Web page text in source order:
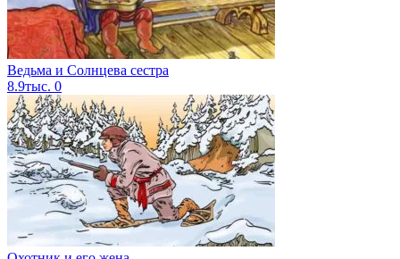
Ведьма и Солнцева сестра
8.9тыс. 0